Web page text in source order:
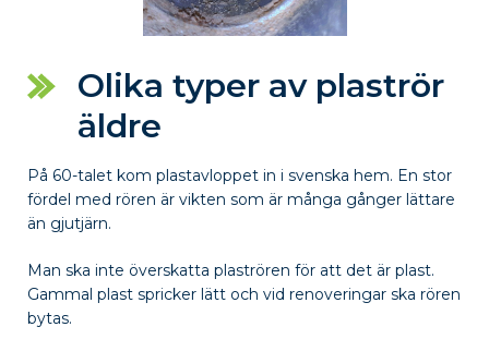
Olika typer av plaströr
äldre
På 60-talet kom plastavloppet in i svenska hem. En stor
fördel med rören är vikten som är många gånger lättare
än gjutjärn.
Man ska inte överskatta plaströren för att det är plast.
Gammal plast spricker lätt och vid renoveringar ska rören
bytas.